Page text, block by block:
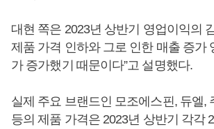
대현 쪽은 2023년 상반기 영업이익의
제품 가격 인하와 그로 인한 매출 증가
가 증가했기 때문이다”고 설명했다.
실제 주요 브랜드인 모조에스핀, 듀엘,
등의 제품 가격은 2023년 상반기 각각